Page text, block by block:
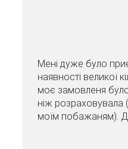
Мені дуже було
наявності великої
моє замовленя
ніж
моїм побажаням).